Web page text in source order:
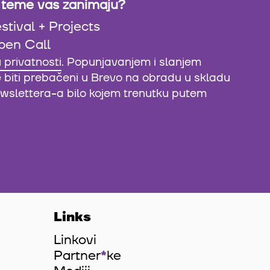
vas zanimaju?
+ Projects
Call
privatnosti. Popunjavanjem i slanjem
biti prebačeni u Brevo na obradu u skladu
a bilo kojem trenutku putem
Links
Linkovi
Partner*ke